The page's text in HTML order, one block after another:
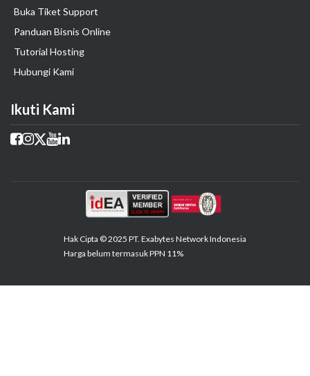
Buka Tiket Support
Panduan Bisnis Online
Tutorial Hosting
Hubungi Kami
Ikuti Kami
Hak Cipta © 2025 PT. Exabytes Network Indonesia
Harga belum termasuk PPN 11%